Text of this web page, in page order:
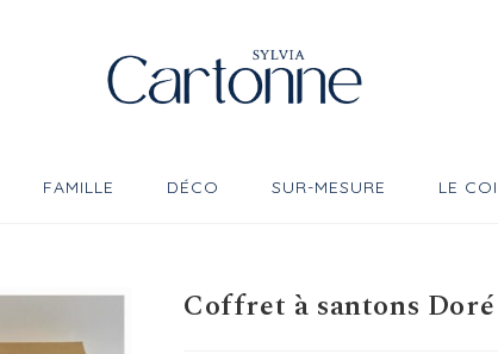
FAMILLE DÉCO SUR-MESURE LE
Coffret à santons